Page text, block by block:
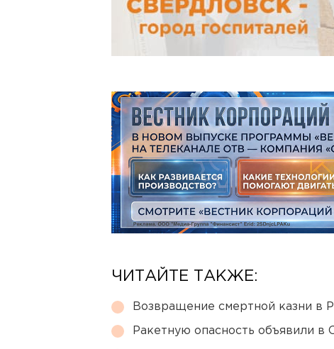
ЧИТАЙТЕ ТАКЖЕ:
Возвращение смертной казни в
Ракетную опасность объявили в